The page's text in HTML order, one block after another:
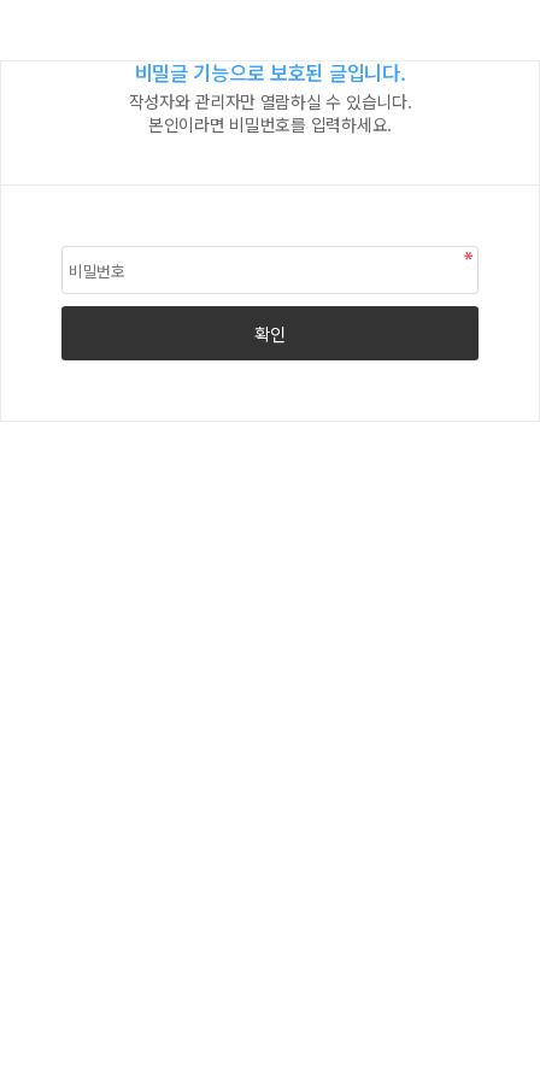
비밀글 기능으로 보호된 글입니다.
작성자와 관리자만 열람하실 수 있습니다.
본인이라면 비밀번호를 입력하세요.